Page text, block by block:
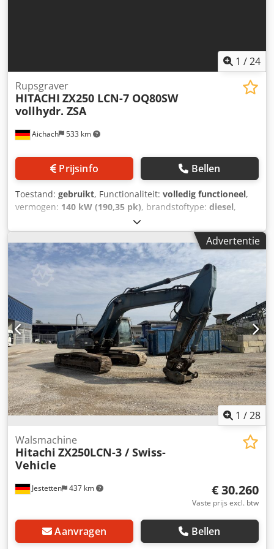
1 /24
Aichach 533 km
Rupsgraver
HITACHI ZX250 LCN-7 OQ80SW
vollhydr. ZSA
Prijsinfo Bellen
Toestand: gebruikt, Functionaliteit: volledig functioneel,
vermogen: 140 kW (190,35 pk), brandstoftype: diesel,
, bedrijfsklaar gewicht:
2021, bedrijfsturen:5.800 h, Uitrusting:
achteruitrijcamera, gecentraliseerd smeersysteem,
snelwisselsysteem, verstelbare giek , Hitachi ZX250 LXN-7
Bouwjaar 2021 5.800 uur 140 kW Isuzu-motor 28.300 kg
Dwedpezp U T Isfx Ac Usa Verstelbare giek OQ80SW,
volledig hydraulisch Airconditioning Centrale smering 270°
camera GPS-voorbereiding
Advertentie
1 /28
Jestetten 437 km
Walsmachine
Hitachi ZX250LCN-3 / Swiss-
Vehicle
€ 30.260
Vaste prijs excl. btw
Aanvragen Bellen